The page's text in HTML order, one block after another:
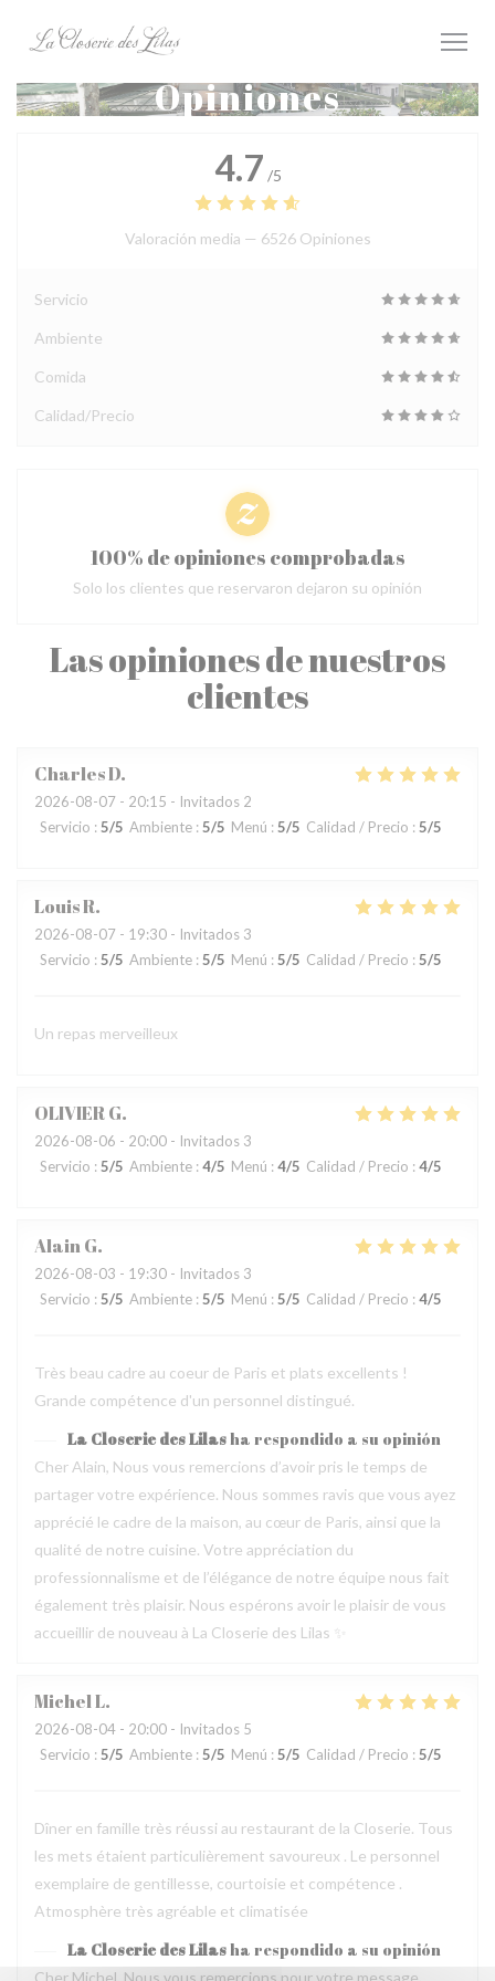
Opiniones
Las opiniones de nuestros
clientes
CharlesD
2026-08-07 - 20:15 - Invitados 2
Servicio : 5/5 Ambiente : 5/5 Menú : 5/5 Calidad / Precio : 5/5
LouisR
2026-08-07 - 19:30 - Invitados 3
Servicio : 5/5 Ambiente : 5/5 Menú : 5/5 Calidad / Precio : 5/5
Un repas merveilleux
OLIVIERG
2026-08-06 - 20:00 - Invitados 3
Servicio : 5/5 Ambiente : 4/5 Menú : 4/5 Calidad / Precio : 4/5
AlainG
2026-08-03 - 19:30 - Invitados 3
Servicio : 5/5 Ambiente : 5/5 Menú : 5/5 Calidad / Precio : 4/5
Très beau cadre au coeur de Paris et plats excellents !
Grande compétence d'un personnel distingué.
La Closerie des Lilasha respondido a su opinión
Cher Alain, Nous vous remercions d’avoir pris le temps de
partager votre expérience. Nous sommes ravis que vous ayez
apprécié le cadre de la maison, au cœur de Paris, ainsi que la
qualité de notre cuisine. Votre appréciation du
professionnalisme et de l’élégance de notre équipe nous fait
également très plaisir. Nous espérons avoir le plaisir de vous
accueillir de nouveau à La Closerie des Lilas ✨
MichelL
2026-08-04 - 20:00 - Invitados 5
Servicio : 5/5 Ambiente : 5/5 Menú : 5/5 Calidad / Precio : 5/5
Dîner en famille très réussi au restaurant de la Closerie. Tous
les mets étaient particulièrement savoureux . Le personnel
exemplaire de gentillesse, courtoisie et compétence .
Atmosphère très agréable et climatisée
La Closerie des Lilasha respondido a su opinión
Cher Michel, Nous vous remercions pour votre message.
4.7 /5
Valoración media — 6526 Opiniones
Servicio
Ambiente
Comida
Calidad/Precio
100% de opiniones comprobadas
Solo los clientes que reservaron dejaron su opinión